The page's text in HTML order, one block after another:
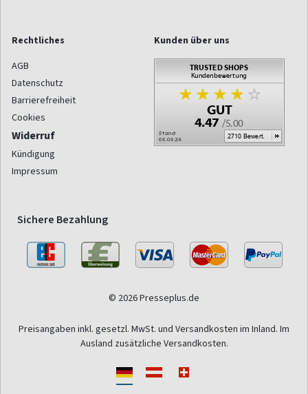
Rechtliches
AGB
Datenschutz
Barrierefreiheit
Cookies
Widerruf
Kündigung
Impressum
Kunden über uns
Sichere Bezahlung
© 2026 Presseplus.de
Preisangaben inkl. gesetzl. MwSt. und Versandkosten im Inland. Im
Ausland zusätzliche Versandkosten.